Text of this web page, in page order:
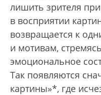
лишить зрителя
в восприятии
возвращается к
и мотивам,
эмоциональное
Так появляются
картины»*, где